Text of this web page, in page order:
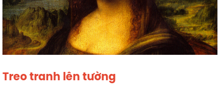
Treo tranh lên tường